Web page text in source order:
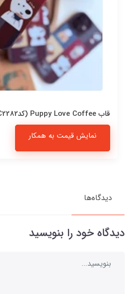
قاب Puppy Love Coffee (کدC2282)
نمایش قیمت به همکار
دیدگاه‌ها
دیدگاه خود را بنویسید